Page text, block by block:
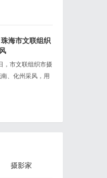
海市文联组织
市文联组织市摄
、化州采风，用
摄影家